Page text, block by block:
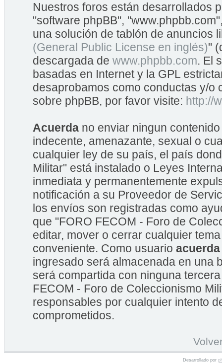
Nuestros foros están desarrollados
"software phpBB",
una solución de tablón de anuncios
(General Public License en inglés)"
descargada de www.phpbb.com. El
basadas en Internet y la GPL
desaprobamos como conductas y/o
sobre phpBB, por favor visite: http://
Acuerda no enviar ningun
indecente, amenazante, sexual o
cualquier ley de su país, el país
Militar" está instalado o Leyes
inmediata y permanentemente
notificación a su Proveedor de
los envíos son registradas como
que "FORO FECOM - Foro de
editar, mover o cerrar cualquier
conveniente. Como usuario acuerda
ingresado será almacenada en una
será compartida con ninguna
FECOM - Foro de Coleccionismo
responsables por cualquier intento
comprometidos.
Desarrollado por